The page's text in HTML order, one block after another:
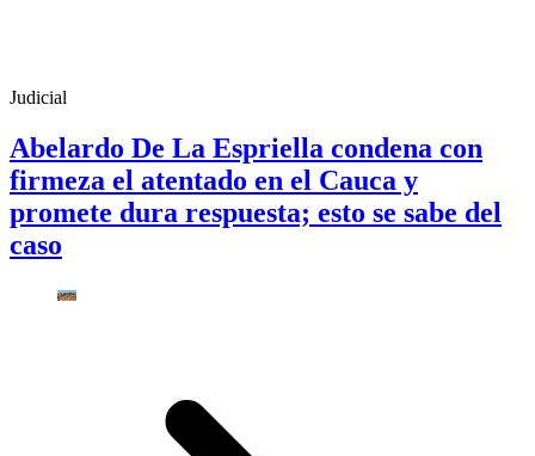
Judicial
Abelardo De La Espriella condena con
firmeza el atentado en el Cauca y
promete dura respuesta; esto se sabe del
caso